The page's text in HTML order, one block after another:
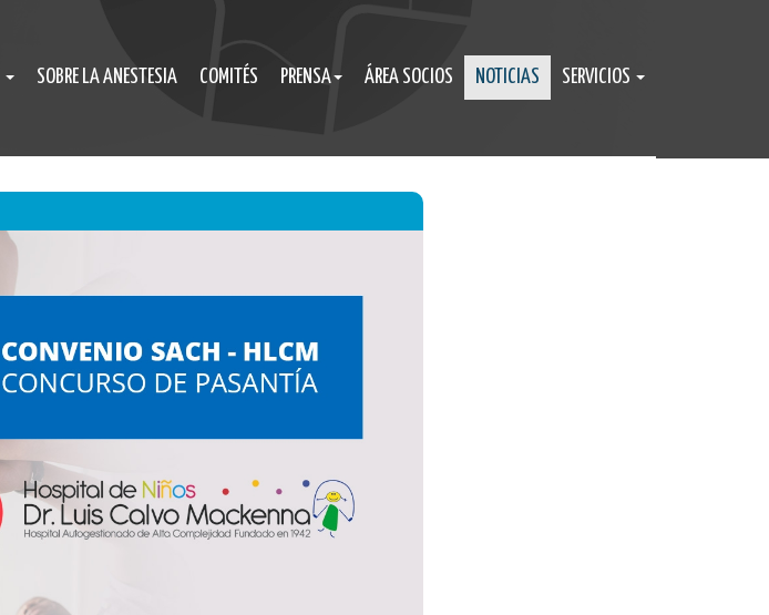
SOBRE LA ANESTESIA COMITÉS PRENSA ÁREA SOCIOS NOTICIAS SERVICIOS